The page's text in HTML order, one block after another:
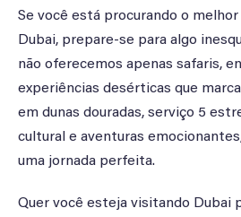
Se você está procurando o
Dubai, prepare-se para algo
não oferecemos apenas safaris,
experiências desérticas que
em dunas douradas, serviço 5
cultural e aventuras
uma jornada perfeita.
Quer você esteja visitando Dubai